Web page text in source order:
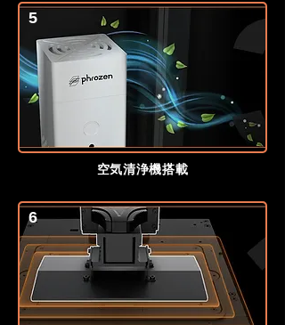
5
空気清浄機搭載
6